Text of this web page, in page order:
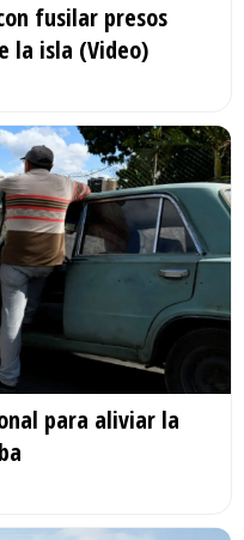
fusilar presos
la isla (Video)
para aliviar la